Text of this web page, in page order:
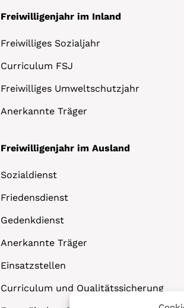
Freiwilligenjahr im Inland
Freiwilliges Sozialjahr
Curriculum FSJ
Freiwilliges Umweltschutzjahr
Anerkannte Träger
Freiwilligenjahr im Ausland
Sozialdienst
Friedensdienst
Gedenkdienst
Anerkannte Träger
Einsatzstellen
Curriculum und Qualitätssicherung